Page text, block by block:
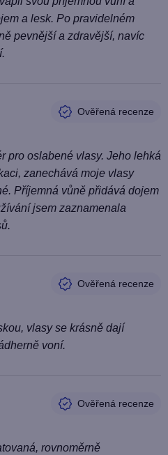
a lesk. Po pravidelném
pevnější a zdravější, navíc
pro oslabené vlasy. Jeho lehká
zanechává moje vlasy
Příjemná vůně přidává dojem
jsem zaznamenala
vlasy se krásně dají
voní.
rovnoměrně